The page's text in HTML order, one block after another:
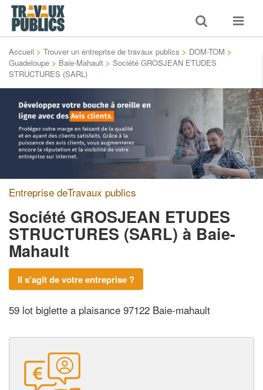
Toggle
search
Toggle
Accueil > Trouver un entreprise de travaux publics > DOM-TOM >
Guadeloupe > Baie-Mahault > Société GROSJEAN ETUDES
STRUCTURES (SARL)
Entreprise deTravaux publics
Société GROSJEAN ETUDES
STRUCTURES (SARL) à Baie-
Mahault
Il s'agit de votre entreprise ?
59 lot biglette a plaisance 97122 Baie-mahault